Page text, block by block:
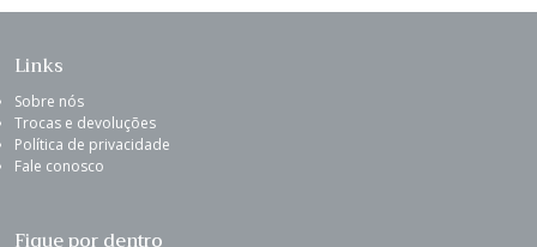
Links
Sobre nós
Trocas e devoluções
Política de privacidade
Fale conosco
Fique por dentro